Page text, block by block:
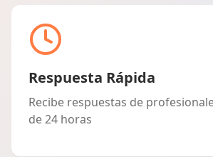
Respuesta Rápida
Recibe respuestas de
de 24 horas